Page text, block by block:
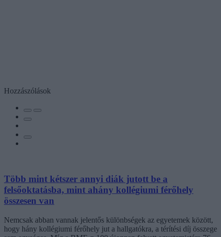
Hozzászólások
Több mint kétszer annyi diák jutott be a
felsőoktatásba, mint ahány kollégiumi férőhely
összesen van
Nemcsak abban vannak jelentős különbségek az egyetemek között,
hogy hány kollégiumi férőhely jut a hallgatókra, a térítési díj összege